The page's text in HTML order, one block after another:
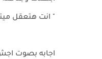
" انت هتعقل
اجابه بصوت